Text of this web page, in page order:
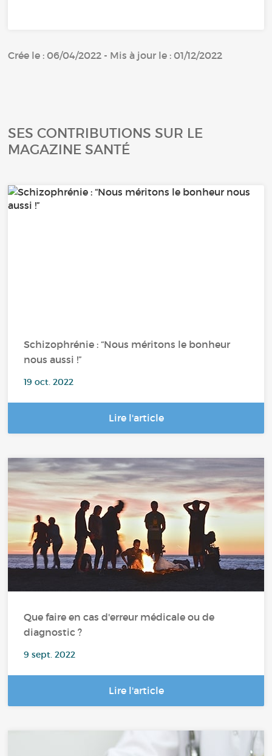
Crée le : 06/04/2022 - Mis à jour le : 01/12/2022
SES CONTRIBUTIONS SUR LE
MAGAZINE SANTÉ
Schizophrénie : “Nous méritons le bonheur
nous aussi !”
19 oct. 2022
Lire l'article
Que faire en cas d'erreur médicale ou de
diagnostic ?
9 sept. 2022
Lire l'article